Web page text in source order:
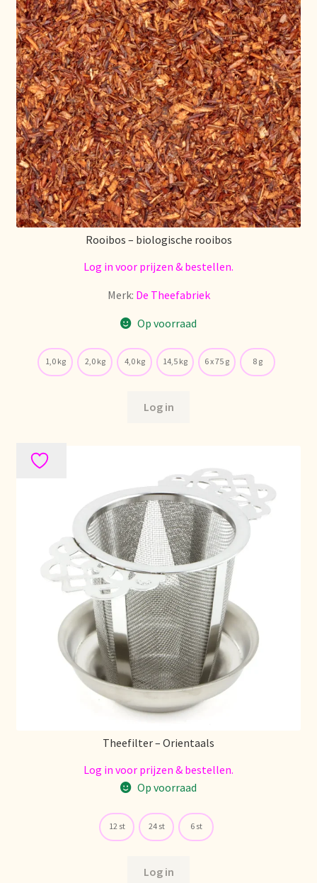
Webwinkel
Welcome to our Tea Wholesale business!
Willkommen in unserem Teegroßhandel!
Winkelwagen
Rooibos – biologische rooibos
Log in voor prijzen & bestellen.
Merk: De Theefabriek
Op voorraad
1,0 kg 2,0 kg 4,0 kg 14,5 kg 6 x 75 g 8 g
Log in
Theefilter – Orientaals
Log in voor prijzen & bestellen.
Op voorraad
12 st 24 st 6 st
Log in